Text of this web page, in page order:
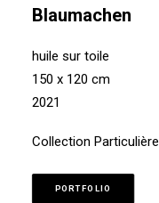
Blaumachen
huile sur toile
150 x 120 cm
2021
Collection Particulière
PORTFOLIO